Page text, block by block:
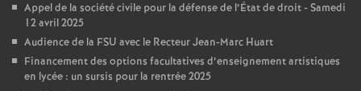
Appel de la société civile pour la défense de l’État de droit - Samedi
12 avril 2025
Audience de la FSU avec le Recteur Jean-Marc Huart
Financement des options facultatives d’enseignement artistiques
en lycée : un sursis pour la rentrée 2025